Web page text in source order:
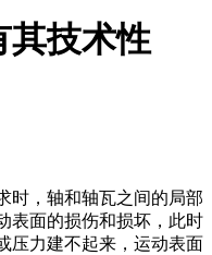
其技术性
，轴和轴瓦之间的局部
的损伤和损坏，此时
压力建不起来，运动表面